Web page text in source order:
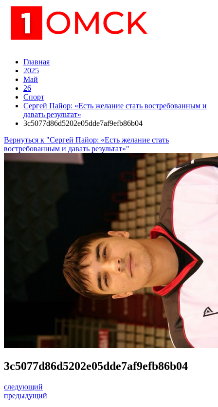
Главная
2025
Май
26
Спорт
Сергей Пайор: «Есть желание стать востребованным и
давать результат»
3c5077d86d5202e05dde7af9efb86b04
Вернуться к "Сергей Пайор: «Есть желание стать
востребованным и давать результат»"
3c5077d86d5202e05dde7af9efb86b04
следующий
предыдущий